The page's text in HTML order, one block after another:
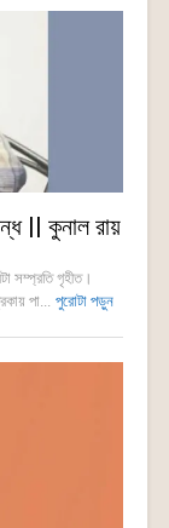
|| কুনাল রায়
সম্প্রতি গৃহীত।
পা... পুরোটা পড়ুন